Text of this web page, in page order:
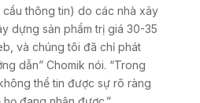
cầu thông tin) do các nhà xây
dựng sản phẩm trị giá 30-35
và chúng tôi đã chỉ phát
dẫn” Chomik nói. “Trong
thể tin được sự rõ ràng